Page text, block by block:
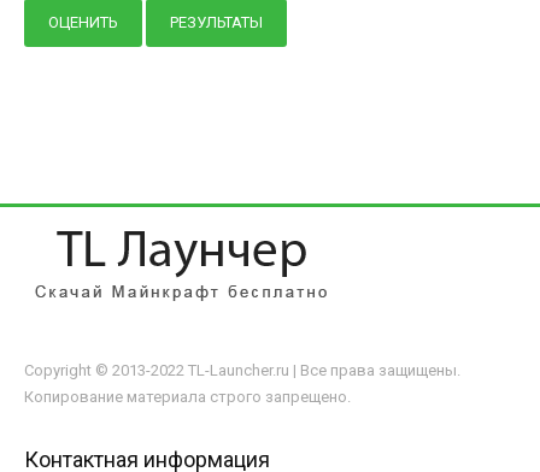
Copyright © 2013-2022 TL-Launcher.ru | Все права защищены.
Копирование материала строго запрещено.
Контактная информация